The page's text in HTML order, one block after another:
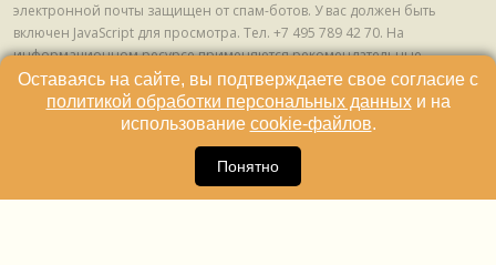
электронной почты защищен от спам-ботов. У вас должен быть
включен JavaScript для просмотра. Tел. +7 495 789 42 70. На
информационном ресурсе применяются рекомендательные
технологии (информационные технологии предоставления
информации на основе сбора, систематизации и анализа сведений,
относящихся к предпочтениям пользователей сети "Интернет",
находящихся на территории Российской Федерации) © ООО ИД
Оставаясь на сайте, вы подтверждаете свое согласие с
политикой обработки персональных данныхи на
использование cookie-файлов.
Понятно